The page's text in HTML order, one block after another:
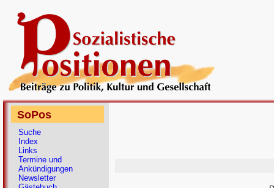
SoPos
Suche
Index
Links
Termine und
Ankündigungen
Newsletter